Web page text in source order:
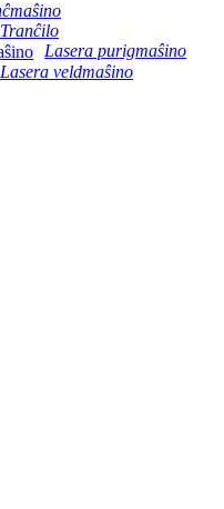
Lasera purigmaŝino
Lasera veldmaŝino